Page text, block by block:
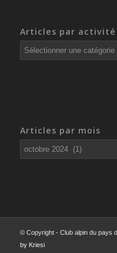
Articles par activité
Articles
par
Articles par mois
© Copyright - Club alpin du pays
by Kriesi